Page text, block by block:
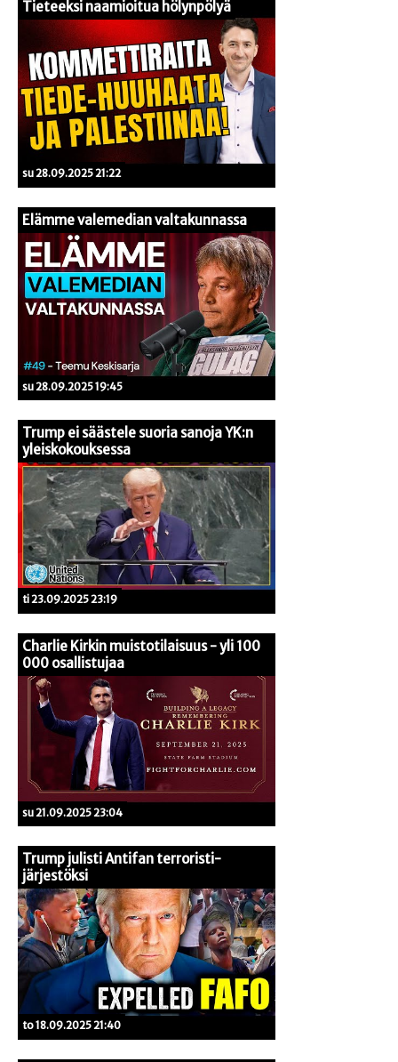
Tieteeksi naamioitua hölynpölyä
su 28.09.2025 21:22
Elämme valemedian valtakunnassa
su 28.09.2025 19:45
Trump ei säästele suoria sanoja YK:n
yleiskokouksessa
ti 23.09.2025 23:19
Charlie Kirkin muistotilaisuus - yli 100
000 osallistujaa
su 21.09.2025 23:04
Trump julisti Antifan terroristi-
järjestöksi
to 18.09.2025 21:40